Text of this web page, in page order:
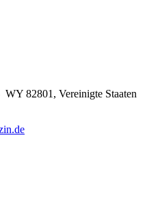
82801, Vereinigte Staaten